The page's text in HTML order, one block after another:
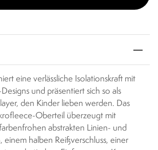
eine verlässliche Isolationskraft mit
und präsentiert sich so als
den Kinder lieben werden. Das
Oberteil überzeugt mit
abstrakten Linien- und
einem halben Reißverschluss, einer